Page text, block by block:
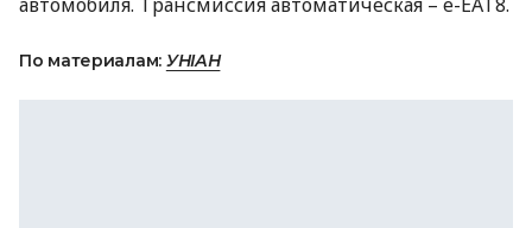
По материалам: УНІАН